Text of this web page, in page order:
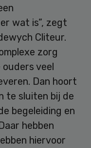
wat is”, zegt
Cliteur.
zorg
veel
Dan hoort
te sluiten bij de
begeleiding en
hebben
hiervoor